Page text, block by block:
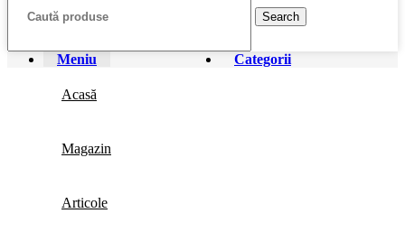
Search
Meniu Categorii
Acasă
Magazin
Articole